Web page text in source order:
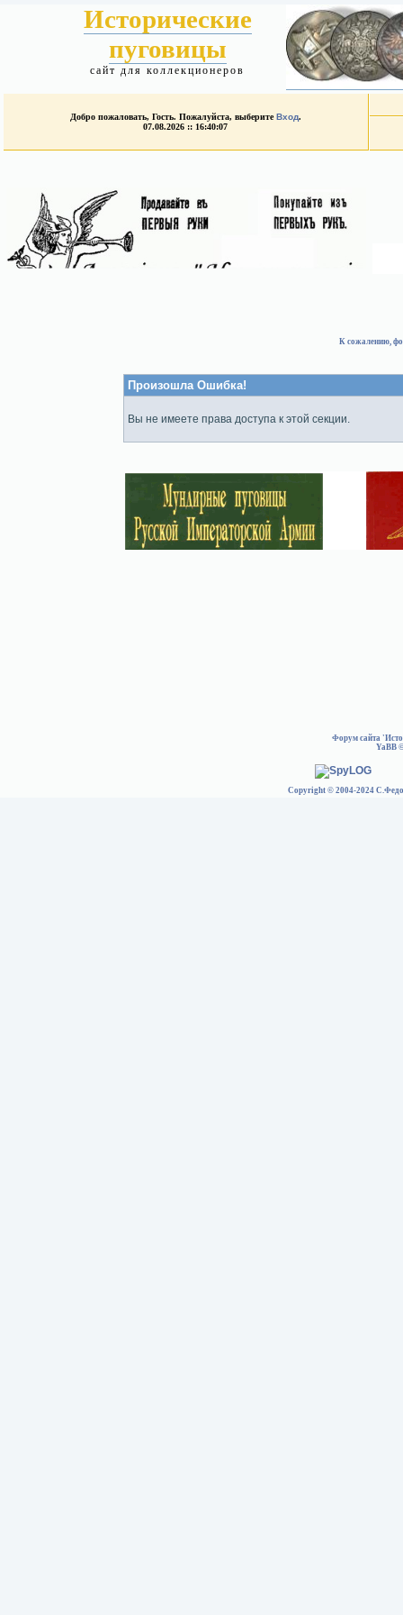
Исторические
пуговицы
сайт для коллекционеров
Добро пожаловать, Гость. Пожалуйста, выберитеВход.
07.08.2026 :: 16:40:07
К сожалению,
Произошла Ошибка!
Вы не имеете права доступа к этой секции.
Форум сайта
YaBB
Copyright © 2004-2024